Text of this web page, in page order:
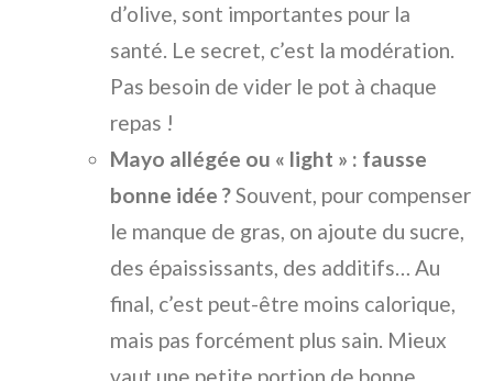
d’olive, sont importantes pour la
santé. Le secret, c’est la modération.
Pas besoin de vider le pot à chaque
repas !
Mayo allégée ou « light » : fausse
bonne idée ?Souvent, pour compenser
le manque de gras, on ajoute du sucre,
des épaississants, des additifs… Au
final, c’est peut-être moins calorique,
mais pas forcément plus sain. Mieux